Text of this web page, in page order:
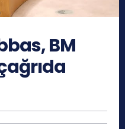
BM